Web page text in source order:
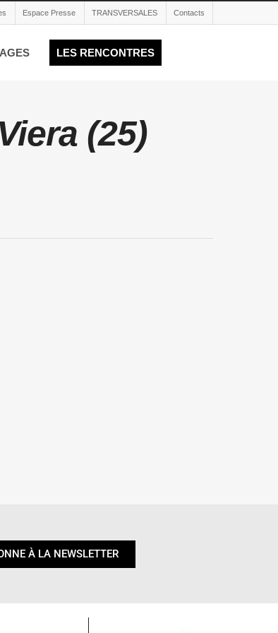
Espace Presse TRANSVERSALES Contacts
LES RENCONTRES
(25)
À LA NEWSLETTER